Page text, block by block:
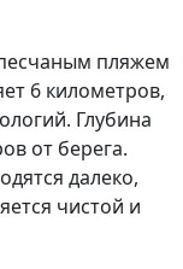
пляжем
6 километров,
Глубина
от берега.
далеко,
чистой и